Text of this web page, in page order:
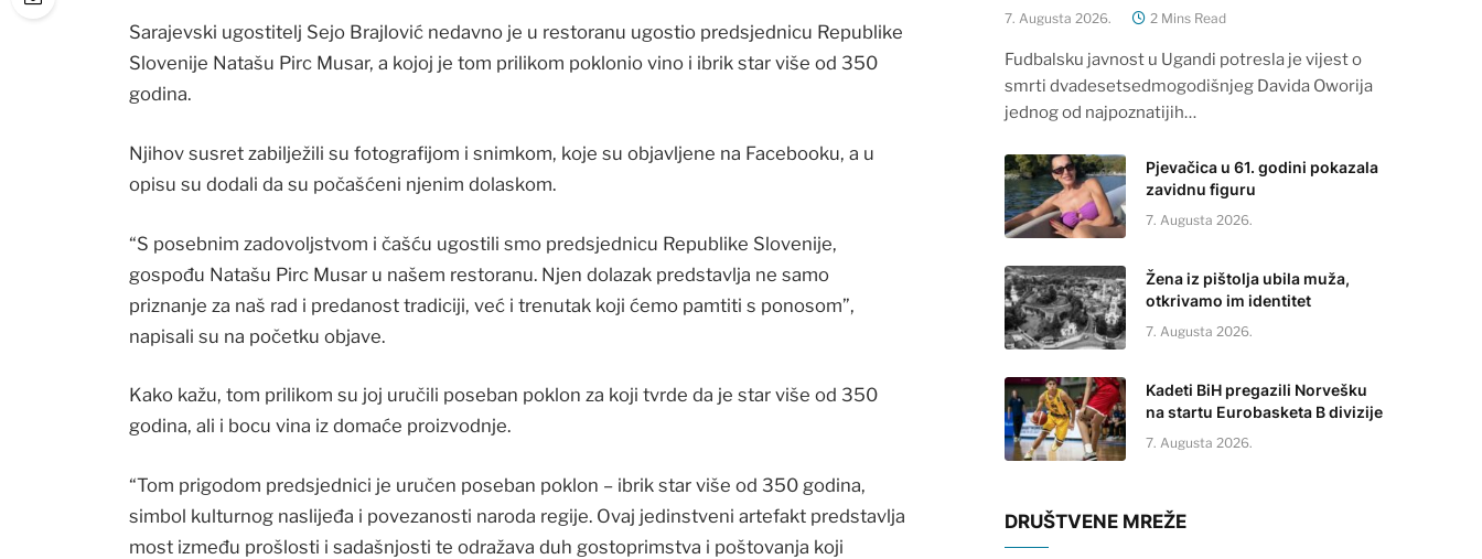
Sarajevski ugostitelj Sejo Brajlović nedavno je u restoranu ugostio predsjednicu Republike
Slovenije Natašu Pirc Musar, a kojoj je tom prilikom poklonio vino i ibrik star više od 350
godina.
Njihov susret zabilježili su fotografijom i snimkom, koje su objavljene na Facebooku, a u
opisu su dodali da su počašćeni njenim dolaskom.
“S posebnim zadovoljstvom i čašću ugostili smo predsjednicu Republike Slovenije,
gospođu Natašu Pirc Musar u našem restoranu. Njen dolazak predstavlja ne samo
priznanje za naš rad i predanost tradiciji, već i trenutak koji ćemo pamtiti s ponosom”,
napisali su na početku objave.
Kako kažu, tom prilikom su joj uručili poseban poklon za koji tvrde da je star više od 350
godina, ali i bocu vina iz domaće proizvodnje.
“Tom prigodom predsjednici je uručen poseban poklon – ibrik star više od 350 godina,
simbol kulturnog naslijeđa i povezanosti naroda regije. Ovaj jedinstveni artefakt predstavlja
most između prošlosti i sadašnjosti te odražava duh gostoprimstva i poštovanja koji
7. Augusta 2026. 2 Mins Read
Fudbalsku javnost u Ugandi potresla je vijest o
smrti dvadesetsedmogodišnjeg Davida Oworija
jednog od najpoznatijih…
Pjevačica u 61. godini pokazala
zavidnu figuru
7. Augusta 2026.
Žena iz pištolja ubila muža,
otkrivamo im identitet
7. Augusta 2026.
Kadeti BiH pregazili Norvešku
na startu Eurobasketa B divizije
7. Augusta 2026.
DRUŠTVENE MREŽE